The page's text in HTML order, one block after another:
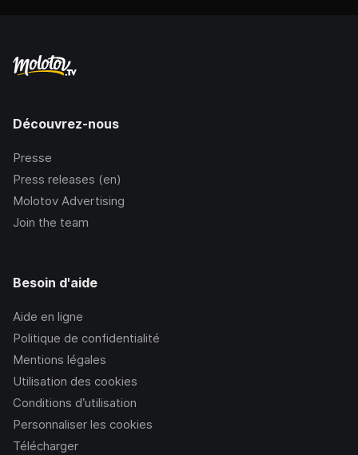
Découvrez-nous
Presse
Press releases (en)
Molotov Advertising
Join the team
Besoin d'aide
Aide en ligne
Politique de confidentialité
Mentions légales
Utilisation des cookies
Conditions d’utilisation
Personnaliser les cookies
Télécharger